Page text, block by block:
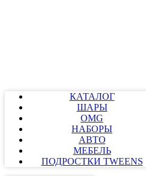
КАТАЛОГ
ШАРЫ
OMG
НАБОРЫ
АВТО
МЕБЕЛЬ
ПОДРОСТКИ TWEENS